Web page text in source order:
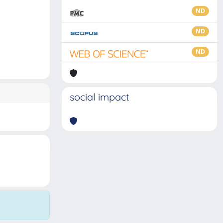
ND
ND
ND
social impact